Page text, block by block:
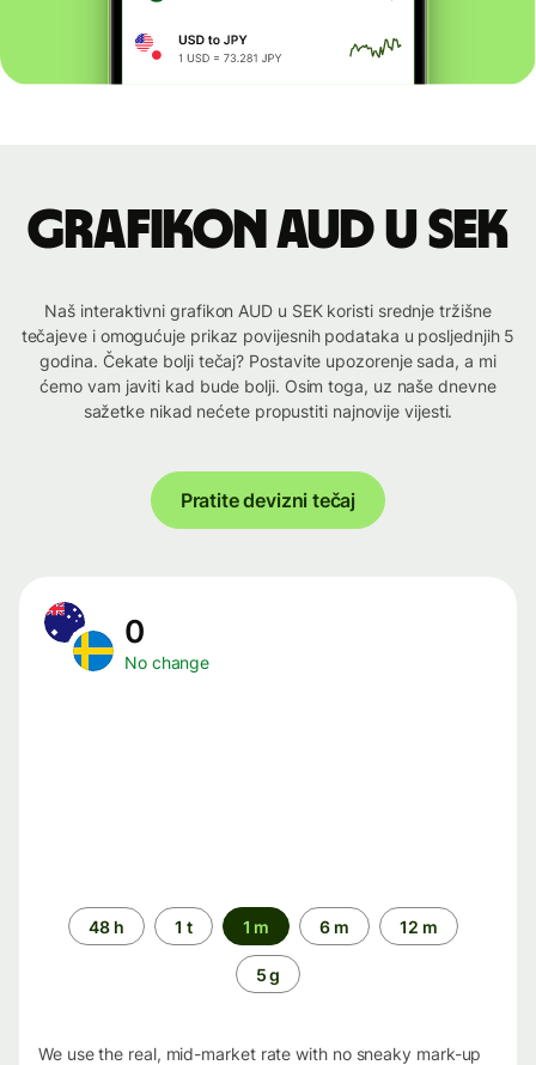
Grafikon AUD u SEK
Naš interaktivni grafikon AUD u SEK koristi srednje tržišne
tečajeve i omogućuje prikaz povijesnih podataka u posljednjih 5
godina. Čekate bolji tečaj? Postavite upozorenje sada, a mi
ćemo vam javiti kad bude bolji. Osim toga, uz naše dnevne
sažetke nikad nećete propustiti najnovije vijesti.
Pratite devizni tečaj
0
No change
Time
period
48 h 1 t 1 m 6 m 12 m
5 g
We use the real, mid-market rate with no sneaky mark-up